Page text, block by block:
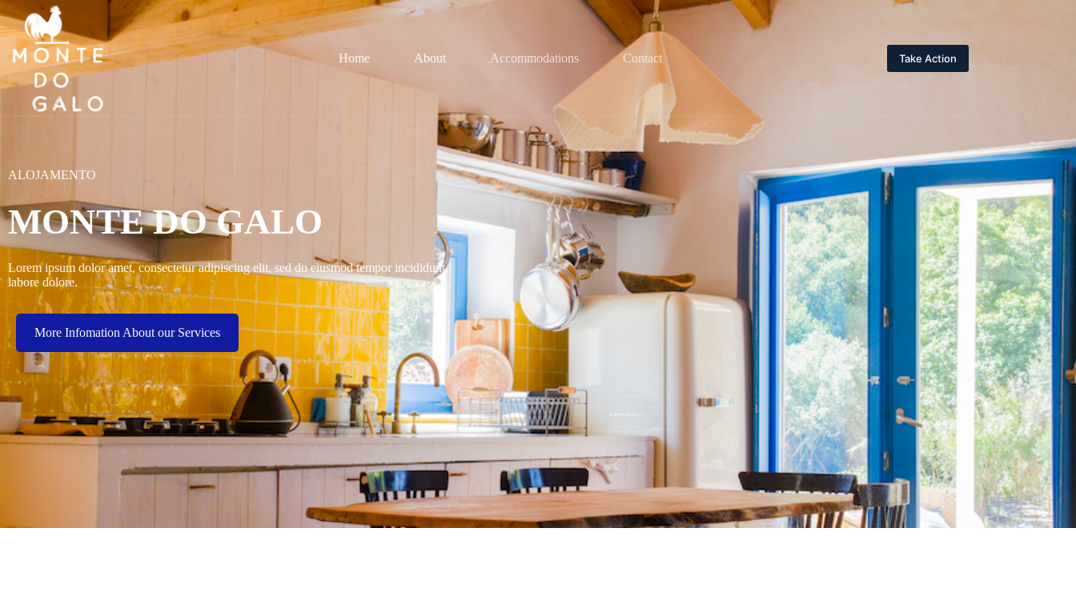
Home About Accommodations Contact Take Action
ALOJAMENTO
MONTE DO GALO
Lorem ipsum dolor amet, consectetur adipiscing elit, sed do eiusmod tempor incididunt
labore dolore.
More Infomation About our Services